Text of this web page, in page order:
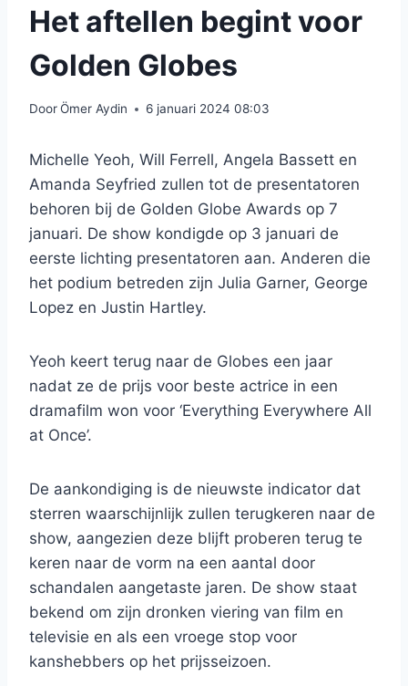
Het aftellen begint voor
Golden Globes
DoorÖmer Aydin 6 januari 2024 08:03
Michelle Yeoh, Will Ferrell, Angela Bassett en
Amanda Seyfried zullen tot de presentatoren
behoren bij de Golden Globe Awards op 7
januari. De show kondigde op 3 januari de
eerste lichting presentatoren aan. Anderen die
het podium betreden zijn Julia Garner, George
Lopez en Justin Hartley.
Yeoh keert terug naar de Globes een jaar
nadat ze de prijs voor beste actrice in een
dramafilm won voor ‘Everything Everywhere All
at Once’.
De aankondiging is de nieuwste indicator dat
sterren waarschijnlijk zullen terugkeren naar de
show, aangezien deze blijft proberen terug te
keren naar de vorm na een aantal door
schandalen aangetaste jaren. De show staat
bekend om zijn dronken viering van film en
televisie en als een vroege stop voor
kanshebbers op het prijsseizoen.